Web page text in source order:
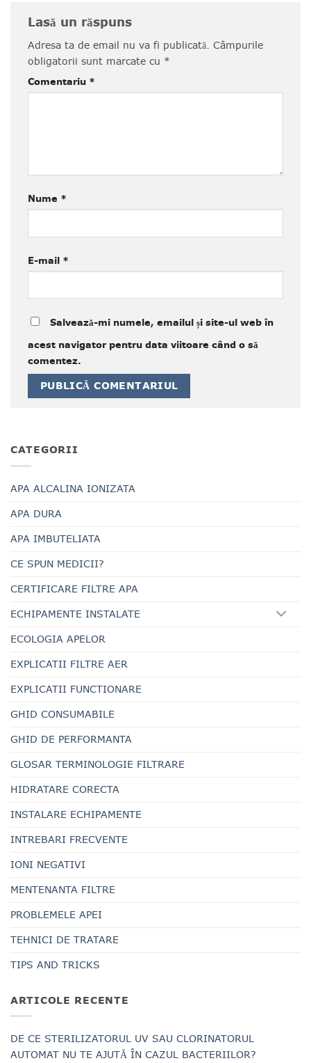
Lasă un răspuns
Adresa ta de email nu va fi publicată. Câmpurile
obligatorii sunt marcate cu *
Comentariu *
Nume *
E-mail *
Salvează-mi numele, emailul și site-ul web în
acest navigator pentru data viitoare când o să
comentez.
CATEGORII
APA ALCALINA IONIZATA
APA DURA
APA IMBUTELIATA
CE SPUN MEDICII?
CERTIFICARE FILTRE APA
ECHIPAMENTE INSTALATE
ECOLOGIA APELOR
EXPLICATII FILTRE AER
EXPLICATII FUNCTIONARE
GHID CONSUMABILE
GHID DE PERFORMANTA
GLOSAR TERMINOLOGIE FILTRARE
HIDRATARE CORECTA
INSTALARE ECHIPAMENTE
INTREBARI FRECVENTE
IONI NEGATIVI
MENTENANTA FILTRE
PROBLEMELE APEI
TEHNICI DE TRATARE
TIPS AND TRICKS
ARTICOLE RECENTE
DE CE STERILIZATORUL UV SAU CLORINATORUL
AUTOMAT NU TE AJUTĂ ÎN CAZUL BACTERIILOR?